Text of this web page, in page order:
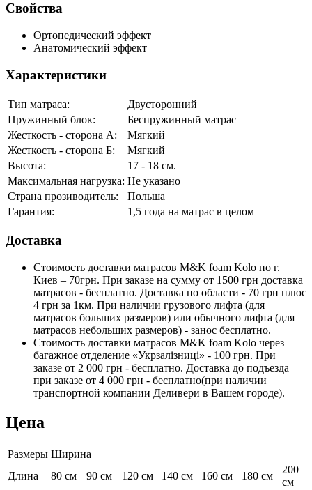
Свойства
Ортопедический эффект
Анатомический эффект
Характеристики
Тип матраса:
Двусторонний
Пружинный блок:
Беспружинный матрас
Жесткость - сторона А:
Мягкий
Жесткость - сторона Б:
Мягкий
Высота:
17 - 18 см.
Максимальная нагрузка: Не указано
Страна прозиводитель:
Польша
Гарантия:
1,5 года на матрас в целом
Доставка
Стоимость доставки матрасов M&K foam Kolo по г.
Киев – 70грн. При заказе на сумму от 1500 грн доставка
матрасов - бесплатно. Доставка по области - 70 грн плюс
4 грн за 1км. При наличии грузового лифта (для
матрасов больших размеров) или обычного лифта (для
матрасов небольших размеров) - занос бесплатно.
Стоимость доставки матрасов M&K foam Kolo через
багажное отделение «Укрзалізниці» - 100 грн. При
заказе от 2 000 грн - бесплатно. Доставка до подъезда
при заказе от 4 000 грн - бесплатно(при наличии
транспортной компании Деливери в Вашем городе).
Цена
Размеры Ширина
Длина
80 см 90 см 120 см 140 см 160 см 180 см
200
см